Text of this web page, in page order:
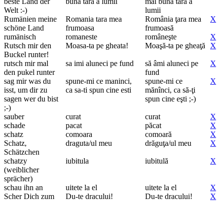
Welt :-)
lumii
Rumänien meine
schöne Land
Romania tara mea
frumoasa
România ţara mea
frumoasă
X
rumänisch romaneste româneşte
X
Rutsch mir den
Buckel runter!
Moasa-ta pe gheata! Moaşă-ta pe gheaţă X
rutsch mir mal
den pukel runter
sa imi aluneci pe fund
să âmi aluneci pe
fund
X
sag mir was du
isst, um dir zu
sagen wer du bist
;-)
spune-mi ce maninci,
ca sa-ti spun cine esti
spune-mi ce
mănînci, ca să-ţi
spun cine eşti ;-)
X
sauber curat curat
X
schade
pacat păcat
X
schatz
comoara comoară
X
Schatz,
Schätzchen
draguta/ul meu drăguţa/ul meu X
schatzy
(weiblicher
sprächer)
iubitula iubitulă X
schau ihn an uitete la el uitete la el
X
Scher Dich zum
Du-te dracului! Du-te dracului! X